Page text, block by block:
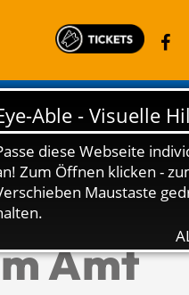
KONTAKT
Amt